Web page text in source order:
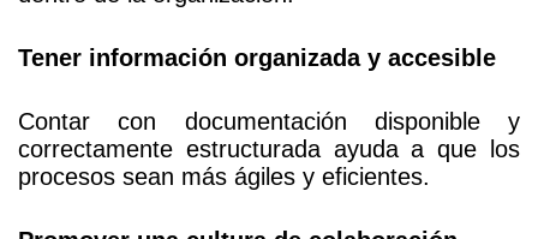
Tener información organizada y accesible
Contar con documentación disponible y
correctamente estructurada ayuda a que los
procesos sean más ágiles y eficientes.